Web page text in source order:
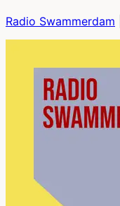
Radio Swammerdam